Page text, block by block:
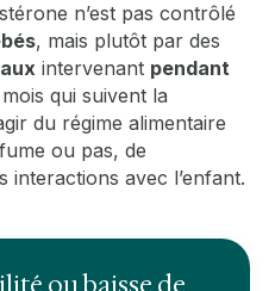
n’est pas contrôlé
, mais plutôt par des
intervenant pendant
qui suivent la
du régime alimentaire
ou pas, de
interactions avec l’enfant.